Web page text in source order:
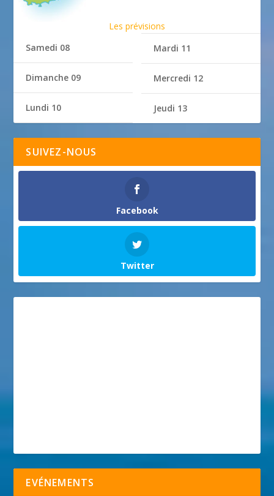
Les prévisions
Samedi 08
Dimanche 09
Lundi 10
Mardi 11
Mercredi 12
Jeudi 13
SUIVEZ-NOUS
Facebook
Twitter
EVÉNEMENTS